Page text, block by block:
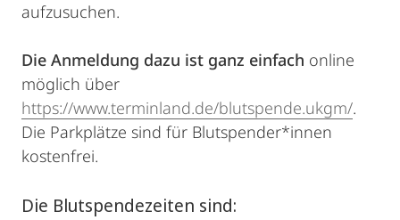
aufzusuchen.
Die Anmeldung dazu ist ganz einfach online
möglich über
https://www.terminland.de/blutspende.ukgm/.
Die Parkplätze sind für Blutspender*innen
kostenfrei.
Die Blutspendezeiten sind: